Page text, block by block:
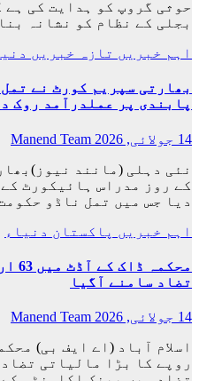
حوثی گروپ کو ہدایت کی
بجلی کے نظام کو نشانہ
اہم خبریں تازہ خبریں
بھارتی سپریم کورٹ نے
پابندی پر عملدرآمد روک
14 جولائی, 2026
Manend Team
نئی دہلی (مانند
کے روز مدراس ہائیکورٹ
دیا جس میں تمل ناڈو
اہم خبریں پاکستان دنیاء
تضاد سامنے آگیا
14 جولائی, 2026
Manend Team
روپے کا بڑا مالیاتی